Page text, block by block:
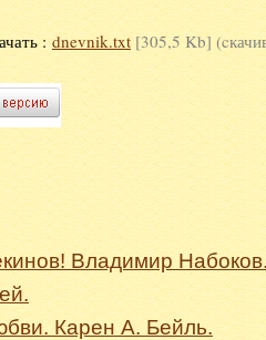
:dnevnik.txt[305,5 Kb]
Владимир
Карен А. Бейль.